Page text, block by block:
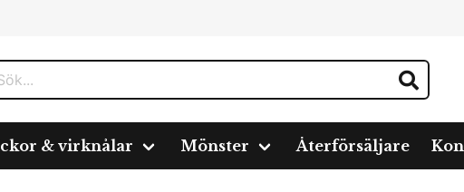
& virknålar Mönster Återförsäljare